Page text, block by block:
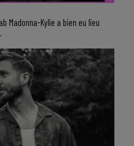
Madonna-Kylie a bien eu lieu